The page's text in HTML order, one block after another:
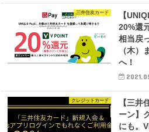
三井住友カード
【
20%還
相当戻
（木）
へ！
クレジットカード
【三井
ーン】
にも。